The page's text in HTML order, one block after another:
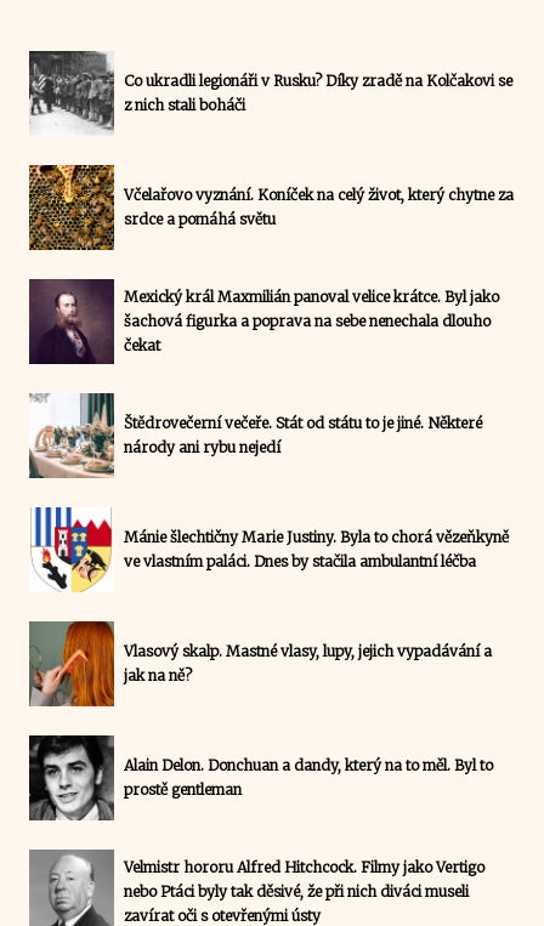
Co ukradli legionáři v Rusku? Díky zradě na Kolčakovi se
z nich stali boháči
Včelařovo vyznání. Koníček na celý život, který chytne za
srdce a pomáhá světu
Mexický král Maxmilián panoval velice krátce. Byl jako
šachová figurka a poprava na sebe nenechala dlouho
čekat
Štědrovečerní večeře. Stát od státu to je jiné. Některé
národy ani rybu nejedí
Mánie šlechtičny Marie Justiny. Byla to chorá vězeňkyně
ve vlastním paláci. Dnes by stačila ambulantní léčba
Vlasový skalp. Mastné vlasy, lupy, jejich vypadávání a
jak na ně?
Alain Delon. Donchuan a dandy, který na to měl. Byl to
prostě gentleman
Velmistr hororu Alfred Hitchcock. Filmy jako Vertigo
nebo Ptáci byly tak děsivé, že při nich diváci museli
zavírat oči s otevřenými ústy